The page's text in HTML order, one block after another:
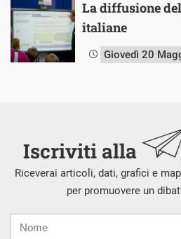
La diffusione
italiane
Giovedì 20
Iscriviti alla
Riceverai articoli, dati, grafici e
per promuovere un
mail